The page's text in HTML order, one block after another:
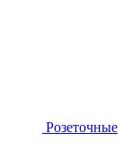
Розеточные